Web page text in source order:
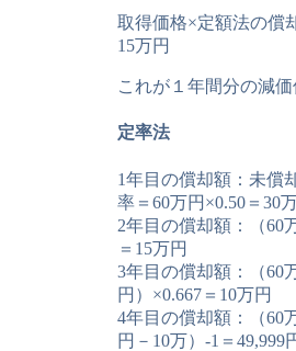
取得価格×定額法の償
15万円
これが１年間分の減価
定率法
1年目の償却額：未償
率＝60万円×0.50＝30
2年目の償却額：（60
＝15万円
3年目の償却額：（60
円）×0.667＝10万円
4年目の償却額：（60
円－10万）-1＝49,999